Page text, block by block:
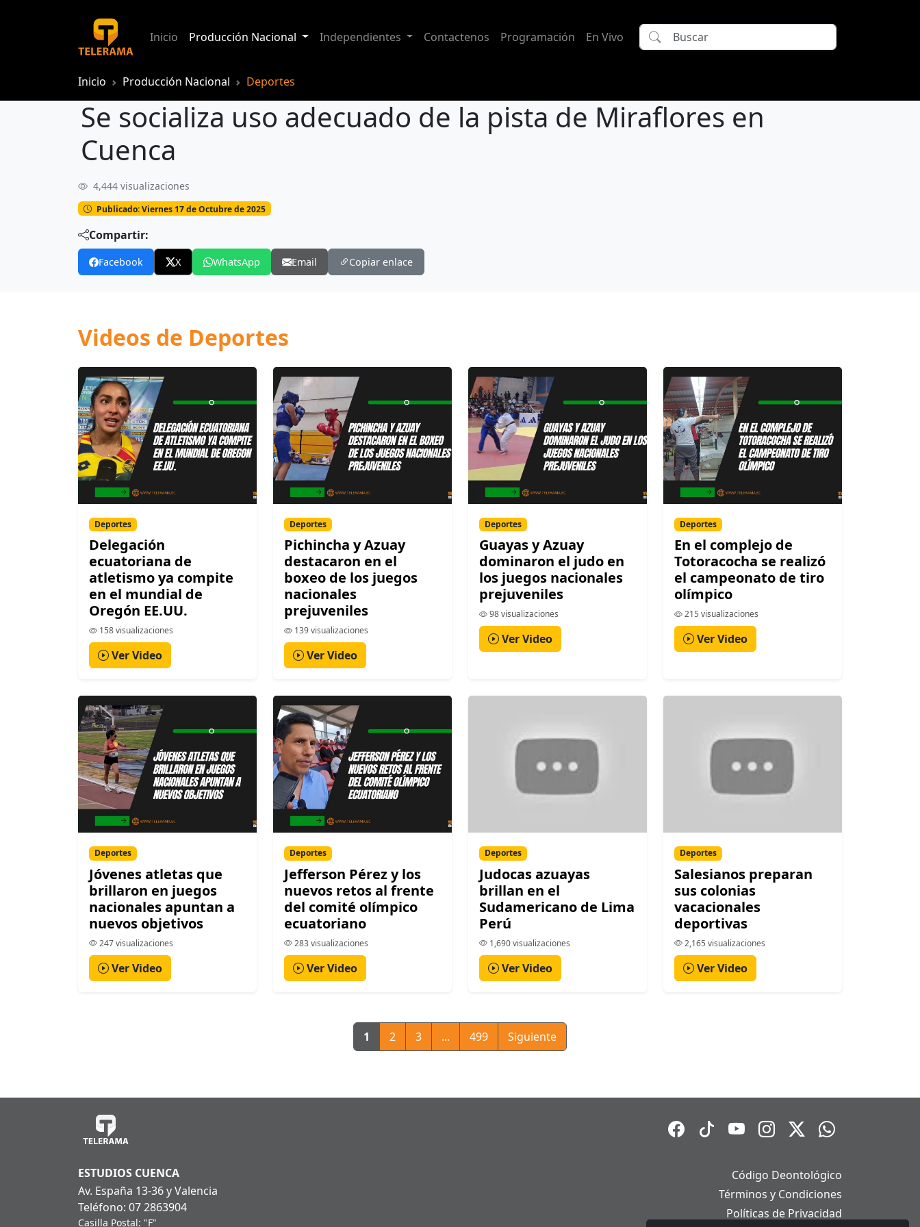
Inicio Producción Nacional Independientes Contactenos Programación En Vivo
Inicio Producción Nacional Deportes
Se socializa uso adecuado de la pista de Miraflores en
Cuenca
Se socializa uso adecuado de la pista de Miraflores en Cuenca
4,444 visualizaciones
Publicado: Viernes 17 de Octubre de 2025
Compartir:
Facebook X WhatsApp Email Copiar enlace
Videos de Deportes
Deportes
Delegación
ecuatoriana de
atletismo ya compite
en el mundial de
Oregón EE.UU.
158 visualizaciones
Ver Video
Deportes
Pichincha y Azuay
destacaron en el
boxeo de los juegos
nacionales
prejuveniles
139 visualizaciones
Ver Video
Deportes
Guayas y Azuay
dominaron el judo en
los juegos nacionales
prejuveniles
98 visualizaciones
Ver Video
Deportes
En el complejo de
Totoracocha se realizó
el campeonato de tiro
olímpico
215 visualizaciones
Ver Video
Deportes
Jóvenes atletas que
brillaron en juegos
nacionales apuntan a
nuevos objetivos
247 visualizaciones
Ver Video
Deportes
Jefferson Pérez y los
nuevos retos al frente
del comité olímpico
ecuatoriano
283 visualizaciones
Ver Video
Deportes
Judocas azuayas
brillan en el
Sudamericano de Lima
Perú
1,690 visualizaciones
Ver Video
Deportes
Salesianos preparan
sus colonias
vacacionales
deportivas
2,165 visualizaciones
Ver Video
1 2 3 ... 499 Siguiente
ESTUDIOS CUENCA
Av. España 13-36 y Valencia
Teléfono: 07 2863904
Casilla Postal: "F"
Código Deontológico
Términos y Condiciones
Políticas de Privacidad